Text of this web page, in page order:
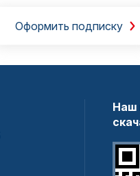
Оформить подписку
Наш